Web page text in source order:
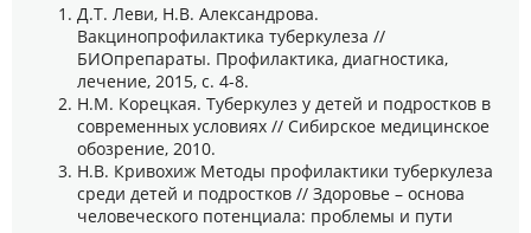
Д.Т. Леви, Н.В. Александрова.
Вакцинопрофилактика туберкулеза //
БИОпрепараты. Профилактика, диагностика,
лечение, 2015, с. 4-8.
Н.М. Корецкая. Туберкулез у детей и подростков в
современных условиях // Сибирское медицинское
обозрение, 2010.
Н.В. Кривохиж Методы профилактики туберкулеза
среди детей и подростков // Здоровье – основа
человеческого потенциала: проблемы и пути